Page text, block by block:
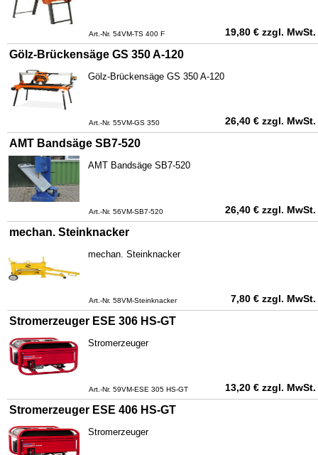
Art.-Nr. 54VM-TS 400 F 19,80 € zzgl. MwSt.
Gölz-Brückensäge GS 350 A-120
Gölz-Brückensäge GS 350 A-120
Art.-Nr. 55VM-GS 350 26,40 € zzgl. MwSt.
AMT Bandsäge SB7-520
AMT Bandsäge SB7-520
Art.-Nr. 56VM-SB7-520 26,40 € zzgl. MwSt.
mechan. Steinknacker
mechan. Steinknacker
Art.-Nr. 58VM-Steinknacker 7,80 € zzgl. MwSt.
Stromerzeuger ESE 306 HS-GT
Stromerzeuger
Art.-Nr. 59VM-ESE 305 HS-GT 13,20 € zzgl. MwSt.
Stromerzeuger ESE 406 HS-GT
Stromerzeuger